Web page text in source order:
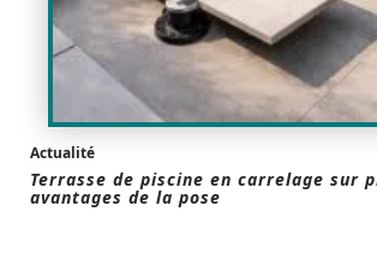
Actualité
Terrasse de piscine en carrelage sur
avantages de la pose